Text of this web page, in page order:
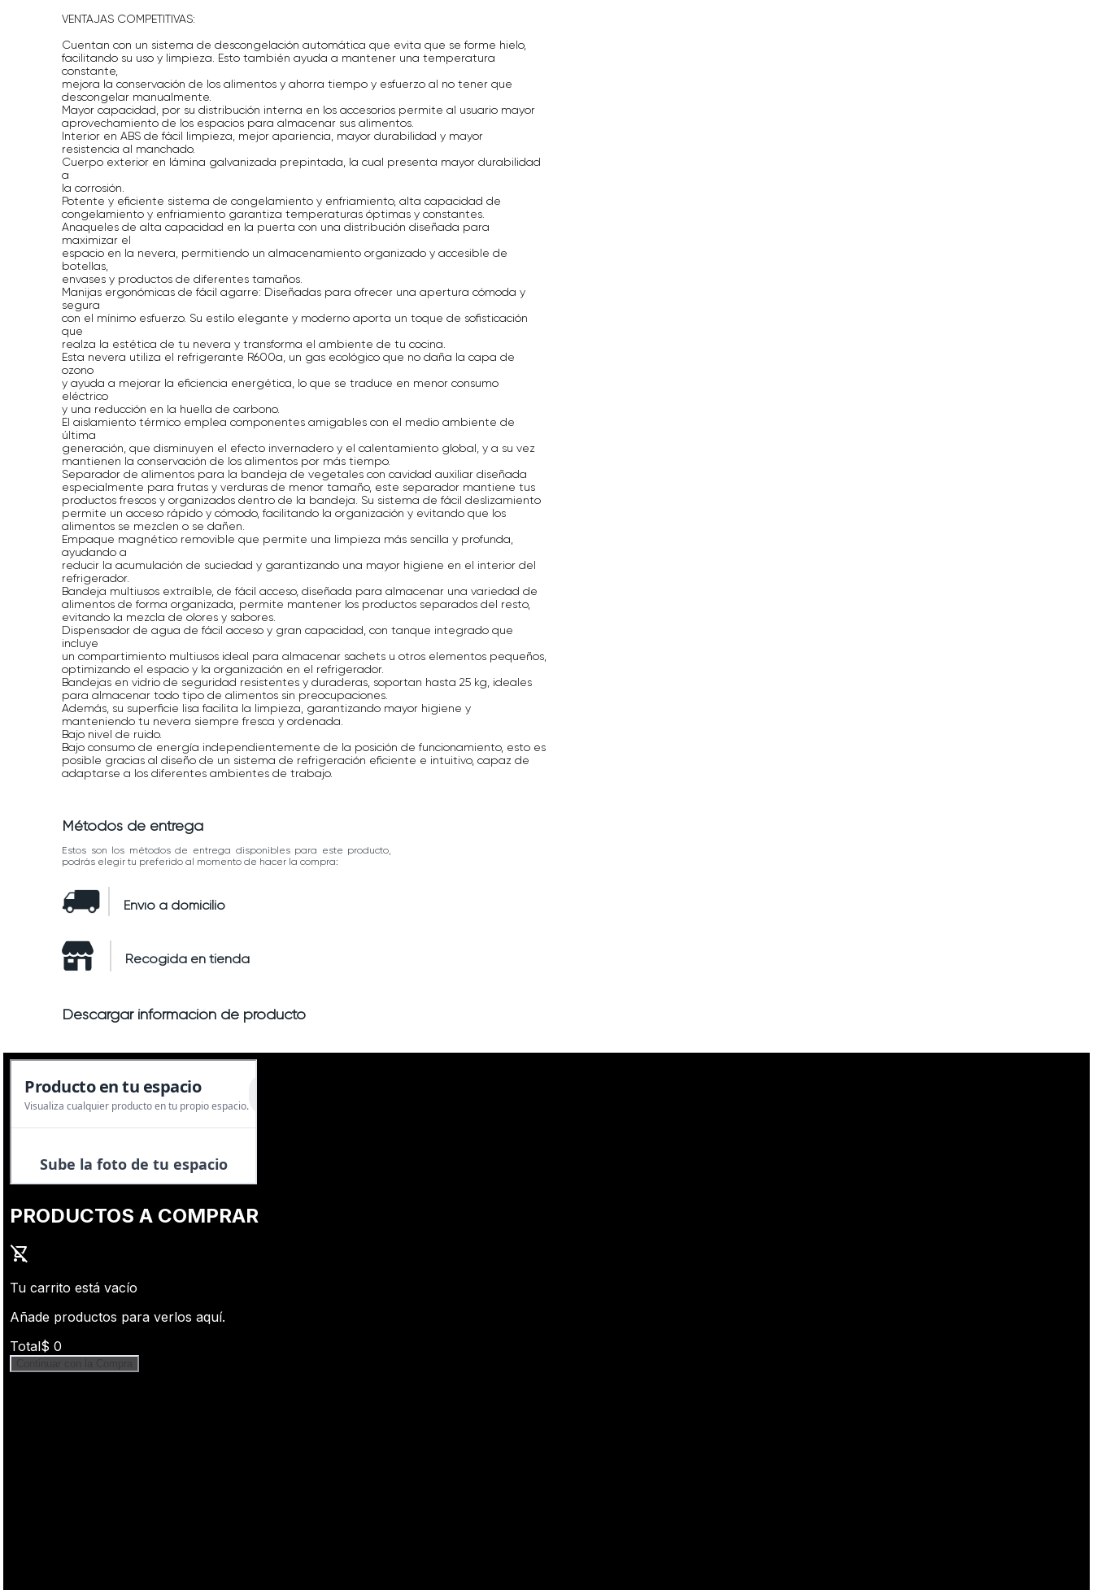
VENTAJAS COMPETITIVAS:
Cuentan con un sistema de descongelación automática que evita que se forme hielo,
facilitando su uso y limpieza. Esto también ayuda a mantener una temperatura
constante,
mejora la conservación de los alimentos y ahorra tiempo y esfuerzo al no tener que
descongelar manualmente.
Mayor capacidad, por su distribución interna en los accesorios permite al usuario mayor
aprovechamiento de los espacios para almacenar sus alimentos.
Interior en ABS de fácil limpieza, mejor apariencia, mayor durabilidad y mayor
resistencia al manchado.
Cuerpo exterior en lámina galvanizada prepintada, la cual presenta mayor durabilidad
a
la corrosión.
Potente y eficiente sistema de congelamiento y enfriamiento, alta capacidad de
congelamiento y enfriamiento garantiza temperaturas óptimas y constantes.
Anaqueles de alta capacidad en la puerta con una distribución diseñada para
maximizar el
espacio en la nevera, permitiendo un almacenamiento organizado y accesible de
botellas,
envases y productos de diferentes tamaños.
Manijas ergonómicas de fácil agarre: Diseñadas para ofrecer una apertura cómoda y
segura
con el mínimo esfuerzo. Su estilo elegante y moderno aporta un toque de sofisticación
que
realza la estética de tu nevera y transforma el ambiente de tu cocina.
Esta nevera utiliza el refrigerante R600a, un gas ecológico que no daña la capa de
ozono
y ayuda a mejorar la eficiencia energética, lo que se traduce en menor consumo
eléctrico
y una reducción en la huella de carbono.
El aislamiento térmico emplea componentes amigables con el medio ambiente de
última
generación, que disminuyen el efecto invernadero y el calentamiento global, y a su vez
mantienen la conservación de los alimentos por más tiempo.
Separador de alimentos para la bandeja de vegetales con cavidad auxiliar diseñada
especialmente para frutas y verduras de menor tamaño, este separador mantiene tus
productos frescos y organizados dentro de la bandeja. Su sistema de fácil deslizamiento
permite un acceso rápido y cómodo, facilitando la organización y evitando que los
alimentos se mezclen o se dañen.
Empaque magnético removible que permite una limpieza más sencilla y profunda,
ayudando a
reducir la acumulación de suciedad y garantizando una mayor higiene en el interior del
refrigerador.
Bandeja multiusos extraíble, de fácil acceso, diseñada para almacenar una variedad de
alimentos de forma organizada, permite mantener los productos separados del resto,
evitando la mezcla de olores y sabores.
Dispensador de agua de fácil acceso y gran capacidad, con tanque integrado que
incluye
un compartimiento multiusos ideal para almacenar sachets u otros elementos pequeños,
optimizando el espacio y la organización en el refrigerador.
Bandejas en vidrio de seguridad resistentes y duraderas, soportan hasta 25 kg, ideales
para almacenar todo tipo de alimentos sin preocupaciones.
Además, su superficie lisa facilita la limpieza, garantizando mayor higiene y
manteniendo tu nevera siempre fresca y ordenada.
Bajo nivel de ruido.
Bajo consumo de energía independientemente de la posición de funcionamiento, esto es
posible gracias al diseño de un sistema de refrigeración eficiente e intuitivo, capaz de
adaptarse a los diferentes ambientes de trabajo.
Métodos de entrega
Estos son los métodos de entrega disponibles para este producto,
podrás elegir tu preferido al momento de hacer la compra:
Envío a domicilio
Recogida en tienda
Descargar información de producto